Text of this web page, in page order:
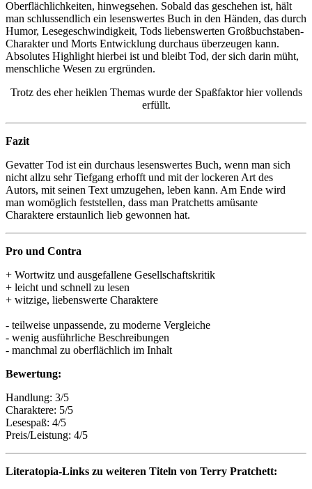
Oberflächlichkeiten, hinwegsehen. Sobald das geschehen ist, hält
man schlussendlich ein lesenswertes Buch in den Händen, das durch
Humor, Lesegeschwindigkeit, Tods liebenswerten Großbuchstaben-
Charakter und Morts Entwicklung durchaus überzeugen kann.
Absolutes Highlight hierbei ist und bleibt Tod, der sich darin müht,
menschliche Wesen zu ergründen.
Trotz des eher heiklen Themas wurde der Spaßfaktor hier vollends
erfüllt.
Fazit
Gevatter Tod ist ein durchaus lesenswertes Buch, wenn man sich
nicht allzu sehr Tiefgang erhofft und mit der lockeren Art des
Autors, mit seinen Text umzugehen, leben kann. Am Ende wird
man womöglich feststellen, dass man Pratchetts amüsante
Charaktere erstaunlich lieb gewonnen hat.
Pro und Contra
+ Wortwitz und ausgefallene Gesellschaftskritik
+ leicht und schnell zu lesen
+ witzige, liebenswerte Charaktere
- teilweise unpassende, zu moderne Vergleiche
- wenig ausführliche Beschreibungen
- manchmal zu oberflächlich im Inhalt
Bewertung:
Handlung: 3/5
Charaktere: 5/5
Lesespaß: 4/5
Preis/Leistung: 4/5
Literatopia-Links zu weiteren Titeln von Terry Pratchett: